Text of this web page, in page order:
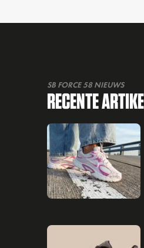
SB FORCE 58 NIEUWS
RECENTE